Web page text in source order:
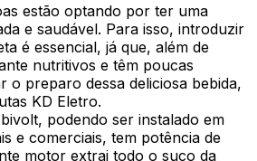
estão optando por ter uma
e saudável. Para isso, introduzir
é essencial, já que, além de
nutritivos e têm poucas
o preparo dessa deliciosa bebida,
KD Eletro.
podendo ser instalado em
e comerciais, tem potência de
motor extrai todo o suco da